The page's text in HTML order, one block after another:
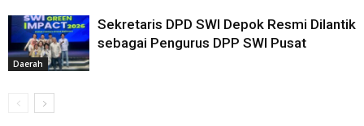
Daerah
Sekretaris DPD SWI Depok Resmi Dilantik
sebagai Pengurus DPP SWI Pusat